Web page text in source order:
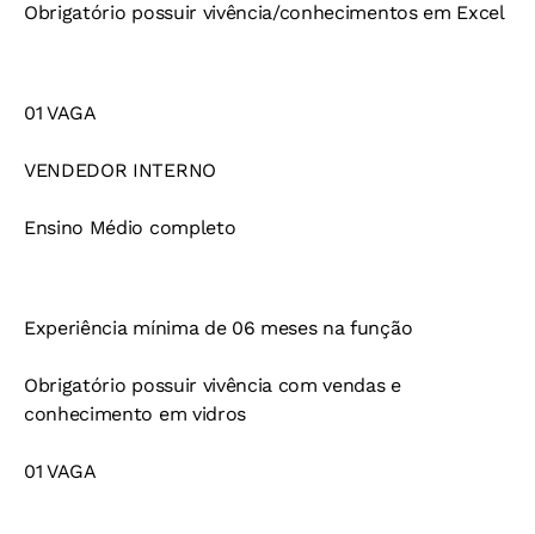
Obrigatório possuir vivência/conhecimentos em Excel
01 VAGA
VENDEDOR INTERNO
Ensino Médio completo
Experiência mínima de 06 meses na função
Obrigatório possuir vivência com vendas e
conhecimento em vidros
01 VAGA